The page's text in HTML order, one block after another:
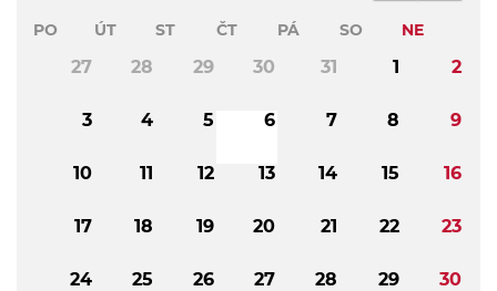
PO ÚT ST ČT PÁ SO NE
27 28 29 30 31 1 2
3 4 5 6 7 8 9
10 11 12 13 14 15 16
17 18 19 20 21 22 23
24 25 26 27 28 29 30